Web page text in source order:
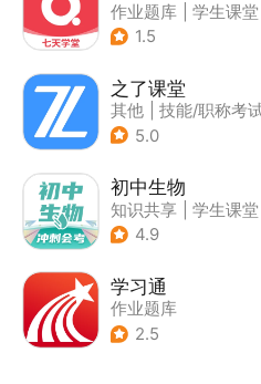
作业题库
学生课堂
1.5
之了课堂
其他
技能/职称考
5.0
初中生物
知识共享
学生课堂
4.9
学习通
作业题库
2.5